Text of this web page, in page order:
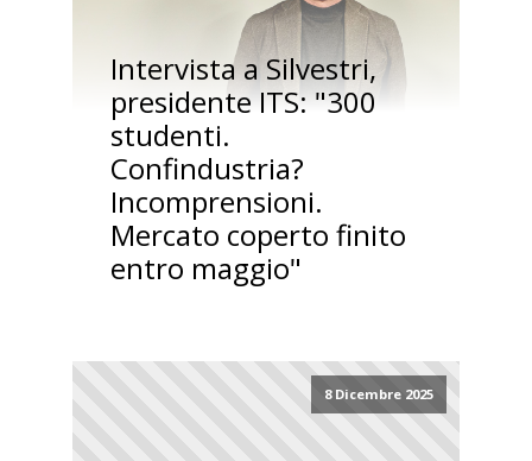
Intervista a Silvestri,
presidente ITS: "300
studenti.
Confindustria?
Incomprensioni.
Mercato coperto finito
entro maggio"
8 Dicembre 2025